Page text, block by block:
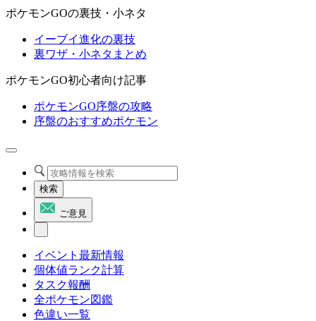
ポケモンGOの裏技・小ネタ
イーブイ進化の裏技
裏ワザ・小ネタまとめ
ポケモンGO初心者向け記事
ポケモンGO序盤の攻略
序盤のおすすめポケモン
検索
ご意見
イベント最新情報
個体値ランク計算
タスク報酬
全ポケモン図鑑
色違い一覧